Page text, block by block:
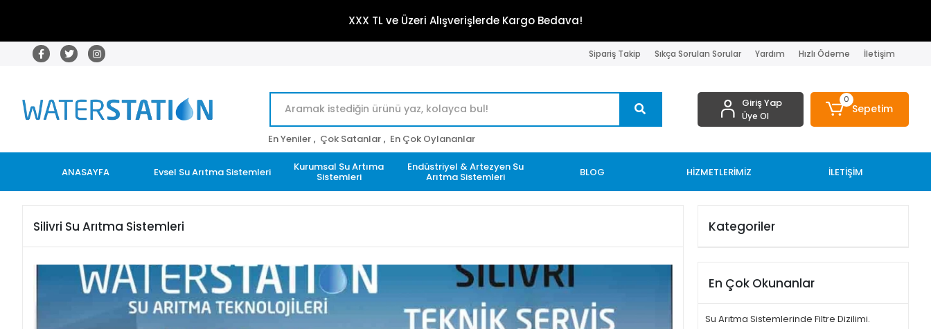
XXX TL ve Üzeri Alışverişlerde Kargo Bedava!
Sipariş Takip Sıkça Sorulan Sorular Yardım Hızlı Ödeme İletişim
En Yeniler , Çok Satanlar , En Çok Oylananlar
Giriş Yap
Üye Ol
0
Sepetim
ANASAYFA Evsel Su Arıtma Sistemleri Kurumsal Su Artıma
Sistemleri
Endüstriyel & Artezyen Su
Arıtma Sistemleri BLOG HİZMETLERİMİZ İLETİŞİM
Silivri Su Arıtma Sistemleri Kategoriler
En Çok Okunanlar
Su Arıtma Sistemlerinde Filtre Dizilimi.